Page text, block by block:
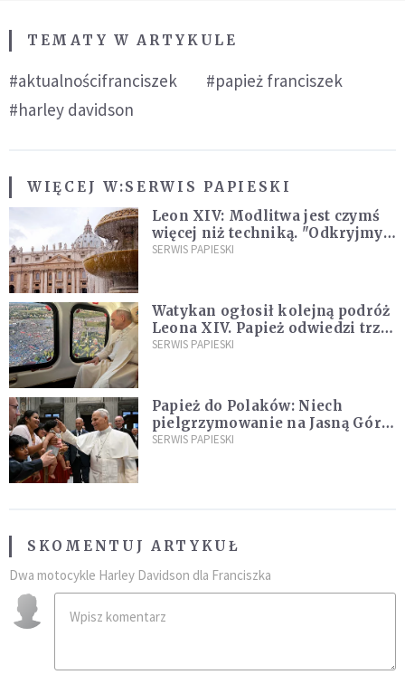
TEMATY W ARTYKULE
#aktualnościfranciszek
#papież franciszek
#harley davidson
WIĘCEJ W:SERWIS PAPIESKI
Leon XIV: Modlitwa jest czymś
więcej niż techniką. "Odkryjmy
ją na nowo"
SERWIS PAPIESKI
Watykan ogłosił kolejną podróż
Leona XIV. Papież odwiedzi trzy
kraje Ameryki Południowej
SERWIS PAPIESKI
Papież do Polaków: Niech
pielgrzymowanie na Jasną Górę
umocni wiarę i nadzieję
SERWIS PAPIESKI
SKOMENTUJ ARTYKUŁ
Dwa motocykle Harley Davidson dla Franciszka